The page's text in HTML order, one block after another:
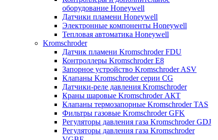
оборудование Honeywell
Датчики пламени Honeywell
Электронные компоненты Honeywell
Тепловая автоматика Honeywell
Kromschroder
Датчик пламени Kromschroder FDU
Контроллеры Kromschroder E8
Запорное устройство Kromschroder ASV
Клапаны Kromschroder серии CG
Датчики-реле давления Kromschroder
Краны шаровые Kromschroder АКТ
Клапаны термозапорные Kromschroder TAS
Фильтры газовые Kromschroder GFK
Регуляторы давления газа Kromschroder GDJ
Регуляторы давления газа Kromschroder